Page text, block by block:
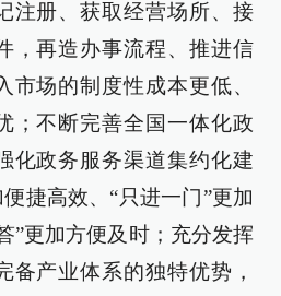
注册、获取经营场所、接
，再造办事流程、推进信
市场的制度性成本更低、
；不断完善全国一体化政
化政务服务渠道集约化建
捷高效、“只进一门”更加
”更加方便及时；充分发挥
备产业体系的独特优势，